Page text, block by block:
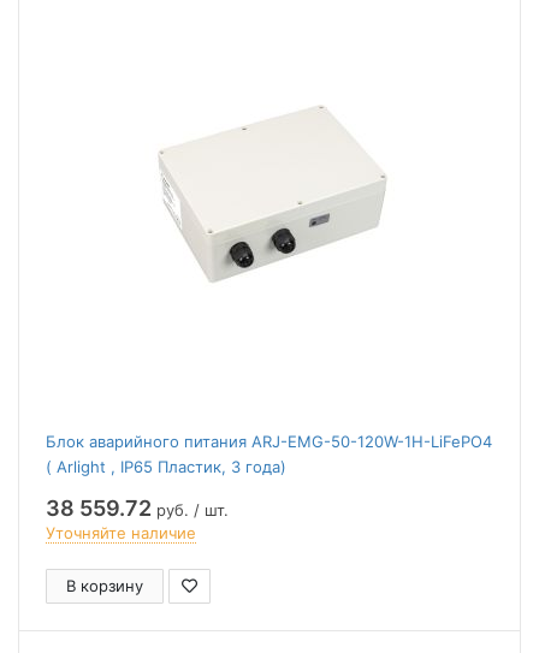
Блок аварийного питания ARJ-EMG-50-120W-1H-LiFePO4
( Arlight , IP65 Пластик, 3 года)
38 559.72 руб. / шт.
Уточняйте наличие
В корзину